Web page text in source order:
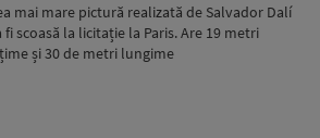
mai mare pictură realizată de Salvador Dalí
fi scoasă la licitație la Paris. Are 19 metri
și 30 de metri lungime